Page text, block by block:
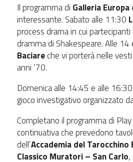
Il programma di Galleria Europa
interessante. Sabato alle 11:30
process drama in cui
dramma di Shakespeare. Alle 14
Baciareche vi porterà nelle
anni ’70.
Domenica alle 14:45 e alle 16:30
gioco investigativo organizzato
Completano il programma di
continuativa che prevedono
dell’Accademia del Tarocchino
Classico Muratori – San Carlo,